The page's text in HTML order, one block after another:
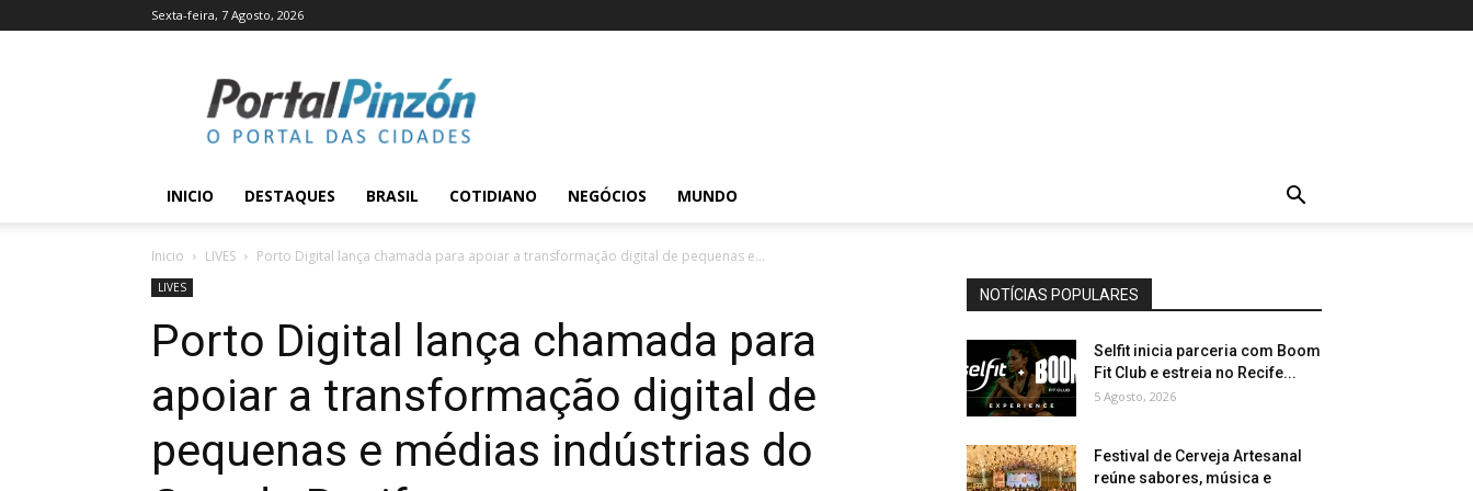
Sexta-feira, 7 Agosto, 2026
Pinzón
INICIO DESTAQUES BRASIL COTIDIANO NEGÓCIOS MUNDO
Inicio LIVES Porto Digital lança chamada para apoiar a transformação digital de pequenas e...
LIVES
Porto Digital lança chamada para
apoiar a transformação digital de
pequenas e médias indústrias do
NOTÍCIAS POPULARES
Selfit inicia parceria com Boom
Fit Club e estreia no Recife...
5 Agosto, 2026
Festival de Cerveja Artesanal
reúne sabores, música e